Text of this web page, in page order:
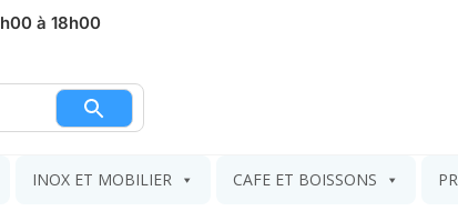
à 18h00
INOX ET MOBILIER CAFE ET BOISSONS